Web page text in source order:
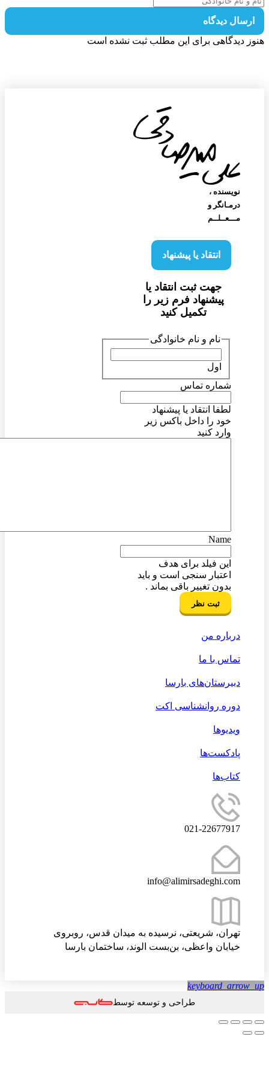
دیدگاه
دیدگاهی برای این مطلب ثبت نشده است
نویسنده‌ ،
درمـانگر و
مـــعــلــم
انتقاد یا پیشنهاد
جهت ثبت انتقاد یا
پیشنهاد فرم زیر را
تکمیل کنید
نام و نام خانوادگی
شماره تماس
لطفا انتقاد یا پیشنهاد
خود را داخل باکس زیر
وارد کنید
Name
این فیلد برای هدف
اعتبار سنجی است و باید
بدون تغییر باقی بماند .
درباره من
تماس با ما
دبیرستان‌های بارسا
دوره روانشناسی اکت
ویدیوها
پادکست‌ها
کتاب‌ها
021-22677917
info@alimirsadeghi.com
تهران، شریعتی، نرسیده به میدان قدس، روبروی
خیابان واعظی، بن‌بست الوند، ساختمان بارسا
طراحی و توسعه توسط